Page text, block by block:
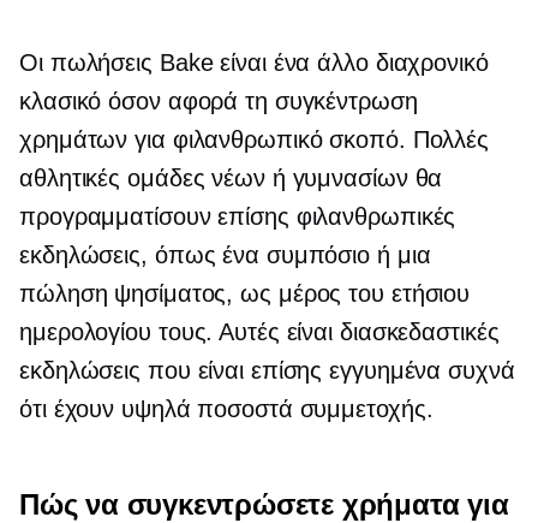
Οι πωλήσεις Bake είναι ένα άλλο διαχρονικό
κλασικό όσον αφορά τη συγκέντρωση
χρημάτων για φιλανθρωπικό σκοπό. Πολλές
αθλητικές ομάδες νέων ή γυμνασίων θα
προγραμματίσουν επίσης φιλανθρωπικές
εκδηλώσεις, όπως ένα συμπόσιο ή μια
πώληση ψησίματος, ως μέρος του ετήσιου
ημερολογίου τους. Αυτές είναι διασκεδαστικές
εκδηλώσεις που είναι επίσης εγγυημένα συχνά
ότι έχουν υψηλά ποσοστά συμμετοχής.
Πώς να συγκεντρώσετε χρήματα για